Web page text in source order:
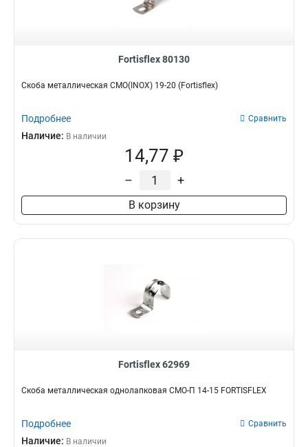
Fortisflex 80130
Скоба металлическая СМО(INOX) 19-20 (Fortisflex)
Подробнее Сравнить
Наличие: В наличии
14,77 ₽
– +
В корзину
Fortisflex 62969
Скоба металлическая однолапковая СМО-П 14-15 FORTISFLEX
Подробнее Сравнить
Наличие: В наличии